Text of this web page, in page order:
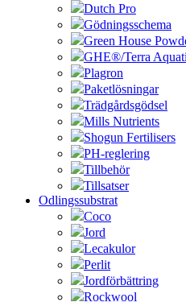
Dutch Pro
Gödningsschema
Green House
GHE®/Terra
Plagron
Paketlösningar
Trädgårdsgödsel
Mills Nutrients
Shogun Fertilisers
PH-reglering
Tillbehör
Tillsatser
Odlingssubstrat
Coco
Jord
Lecakulor
Perlit
Jordförbättring
Rockwool